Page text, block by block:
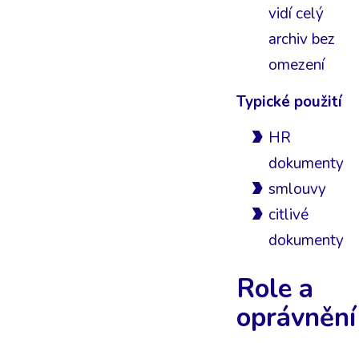
vidí celý
archiv bez
omezení
Typické použití
HR
dokumenty
smlouvy
citlivé
dokumenty
Role a
oprávnění